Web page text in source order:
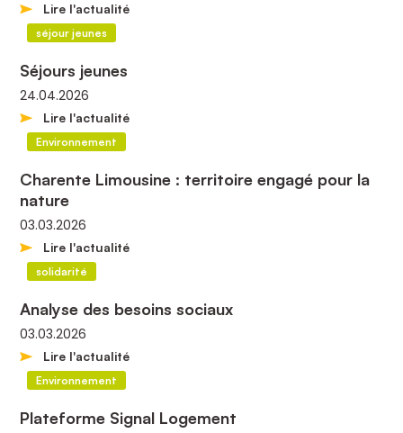
Lire l'actualité
séjour jeunes
Séjours jeunes
24.04.2026
Lire l'actualité
Environnement
Charente Limousine : territoire engagé pour la
nature
03.03.2026
Lire l'actualité
solidarité
Analyse des besoins sociaux
03.03.2026
Lire l'actualité
Environnement
Plateforme Signal Logement